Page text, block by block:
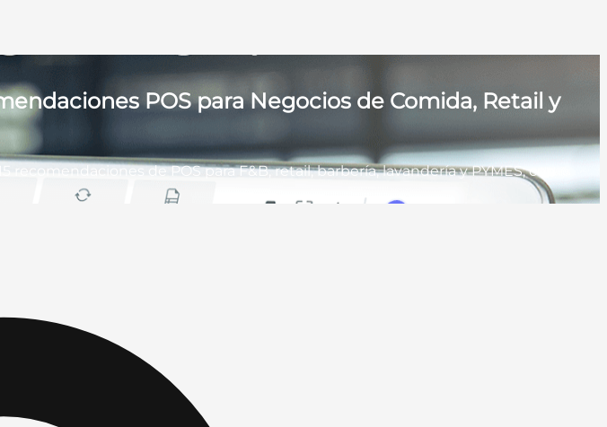
POS para Negocios de Comida, Retail y
de POS para F&B, retail, barbería, lavandería y PYMES, con